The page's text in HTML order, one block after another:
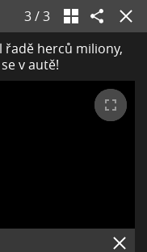
3/3
řadě herců miliony,
v autě!